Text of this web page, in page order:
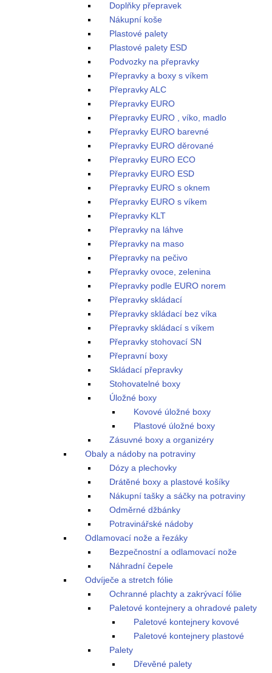
Doplňky přepravek
Nákupní koše
Plastové palety
Plastové palety ESD
Podvozky na přepravky
Přepravky a boxy s víkem
Přepravky ALC
Přepravky EURO
Přepravky EURO , víko, madlo
Přepravky EURO barevné
Přepravky EURO děrované
Přepravky EURO ECO
Přepravky EURO ESD
Přepravky EURO s oknem
Přepravky EURO s víkem
Přepravky KLT
Přepravky na láhve
Přepravky na maso
Přepravky na pečivo
Přepravky ovoce, zelenina
Přepravky podle EURO norem
Přepravky skládací
Přepravky skládací bez víka
Přepravky skládací s víkem
Přepravky stohovací SN
Přepravní boxy
Skládací přepravky
Stohovatelné boxy
Úložné boxy
Kovové úložné boxy
Plastové úložné boxy
Zásuvné boxy a organizéry
Obaly a nádoby na potraviny
Dózy a plechovky
Drátěné boxy a plastové košíky
Nákupní tašky a sáčky na potraviny
Odměrné džbánky
Potravinářské nádoby
Odlamovací nože a řezáky
Bezpečnostní a odlamovací nože
Náhradní čepele
Odvíječe a stretch fólie
Ochranné plachty a zakrývací fólie
Paletové kontejnery a ohradové palety
Paletové kontejnery kovové
Paletové kontejnery plastové
Palety
Dřevěné palety